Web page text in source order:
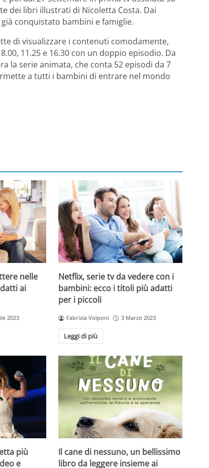
dei libri illustrati di Nicoletta Costa. Dai
conquistato bambini e famiglie.
di visualizzare i contenuti comodamente,
11.25 e 16.30 con un doppio episodio. Da
la serie animata, che conta 52 episodi da 7
a tutti i bambini di entrare nel mondo
nelle
ai
2023
Netflix, serie tv da vedere con i
bambini: ecco i titoli più adatti
per i piccoli
Fabrizia Volponi 3 Marzo 2023
Leggi di più
più
e
Il cane di nessuno, un bellissimo
libro da leggere insieme ai